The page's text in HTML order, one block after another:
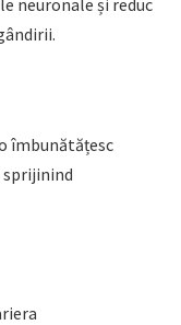
neuronale și reduc
îmbunătățesc
sprijinind